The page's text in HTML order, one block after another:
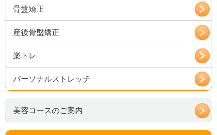
骨盤矯正
産後骨盤矯正
楽トレ
パーソナルストレッチ
美容コースのご案内